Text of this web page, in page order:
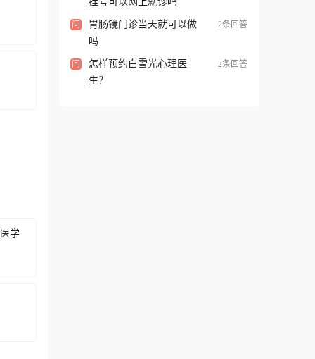
学
问
胃肠镜门诊当天就可以做
吗
2条回答
问
怎样预约白雪光心理医
生？
2条回答